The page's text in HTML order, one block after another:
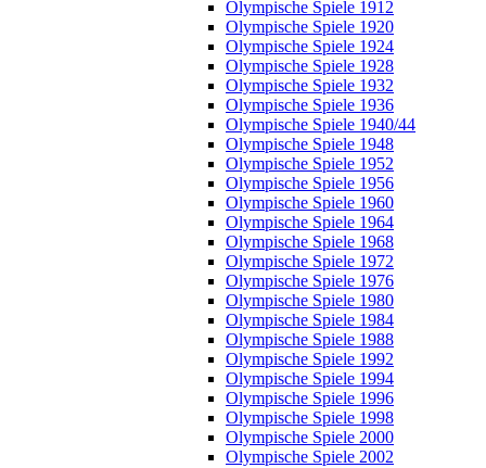
Olympische Spiele 1912
Olympische Spiele 1920
Olympische Spiele 1924
Olympische Spiele 1928
Olympische Spiele 1932
Olympische Spiele 1936
Olympische Spiele 1940/44
Olympische Spiele 1948
Olympische Spiele 1952
Olympische Spiele 1956
Olympische Spiele 1960
Olympische Spiele 1964
Olympische Spiele 1968
Olympische Spiele 1972
Olympische Spiele 1976
Olympische Spiele 1980
Olympische Spiele 1984
Olympische Spiele 1988
Olympische Spiele 1992
Olympische Spiele 1994
Olympische Spiele 1996
Olympische Spiele 1998
Olympische Spiele 2000
Olympische Spiele 2002